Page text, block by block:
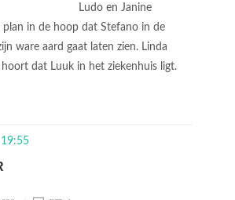
Ludo en Janine
plan in de hoop dat Stefano in de
ware aard gaat laten zien. Linda
hoort dat Luuk in het ziekenhuis ligt.